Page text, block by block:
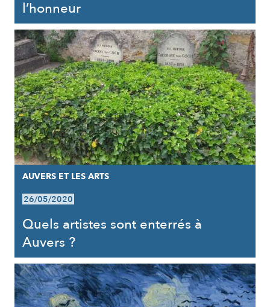
l’honneur
AUVERS ET LES ARTS
26/05/2020
Quels artistes sont enterrés à
Auvers ?